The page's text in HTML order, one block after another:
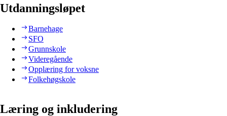
Utdanningsløpet
Barnehage
SFO
Grunnskole
Videregående
Opplæring for voksne
Folkehøgskole
Læring og inkludering